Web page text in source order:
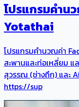
โปรแกรมคำน
Yotathai
โปรแกรมคำนวณค่า
สะพานและท่อเหลี่ยม
สุวรรณ (ช่างถึก) และ
https://sup